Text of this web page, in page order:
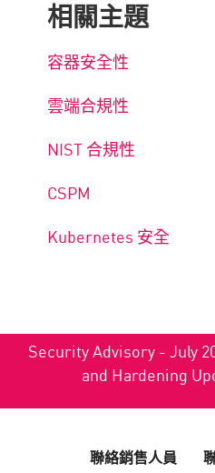
相關主題
容器安全性
雲端合規性
NIST 合規性
CSPM
Kubernetes 安全
Security Advisory - July
and Hardening
聯絡銷售人員